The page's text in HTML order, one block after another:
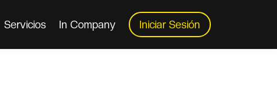
Servicios In Company Iniciar Sesión